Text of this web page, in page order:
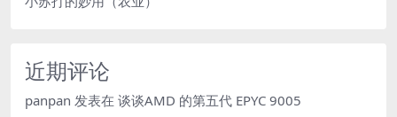
近期评论
panpan 发表在 谈谈AMD 的第五代 EPYC 9005